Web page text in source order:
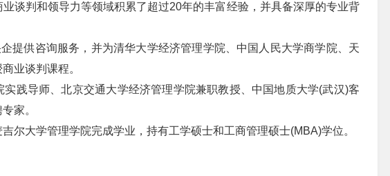
谈判和领导力等领域积累了超过20年的丰富经验，并具备深厚的专业背
提供咨询服务，并为清华大学经济管理学院、中国人民大学商学院、天
业谈判课程。
践导师、北京交通大学经济管理学院兼职教授、中国地质大学(武汉)客
家。
尔大学管理学院完成学业，持有工学硕士和工商管理硕士(MBA)学位。